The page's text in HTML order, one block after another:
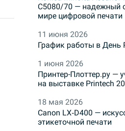
C5080/70 — надежный
мире цифровой печати
11 июня 2026
График работы в День
1 июня 2026
Принтер-Плоттер.ру —
на выставке Printech
18 мая 2026
Canon LX‑D400 —
этикеточной печати